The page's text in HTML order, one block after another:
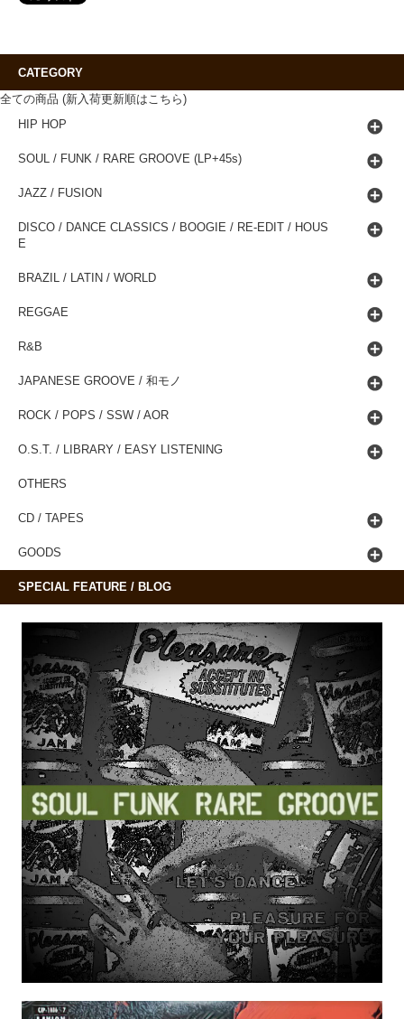
CATEGORY
全ての商品 (新入荷更新順はこちら)
HIP HOP
SOUL / FUNK / RARE GROOVE (LP+45s)
JAZZ / FUSION
DISCO / DANCE CLASSICS / BOOGIE / RE-EDIT / HOUS
E
BRAZIL / LATIN / WORLD
REGGAE
R&B
JAPANESE GROOVE / 和モノ
ROCK / POPS / SSW / AOR
O.S.T. / LIBRARY / EASY LISTENING
OTHERS
CD / TAPES
GOODS
SPECIAL FEATURE / BLOG